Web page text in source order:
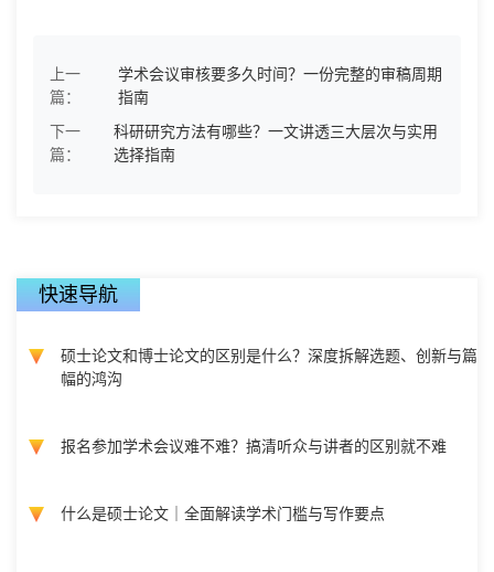
上一
篇：
学术会议审核要多久时间？一份完整的审稿周期
指南
下一
篇：
科研研究方法有哪些？一文讲透三大层次与实用
选择指南
快速导航
硕士论文和博士论文的区别是什么？深度拆解选题、创新与篇
幅的鸿沟
报名参加学术会议难不难？搞清听众与讲者的区别就不难
什么是硕士论文｜全面解读学术门槛与写作要点